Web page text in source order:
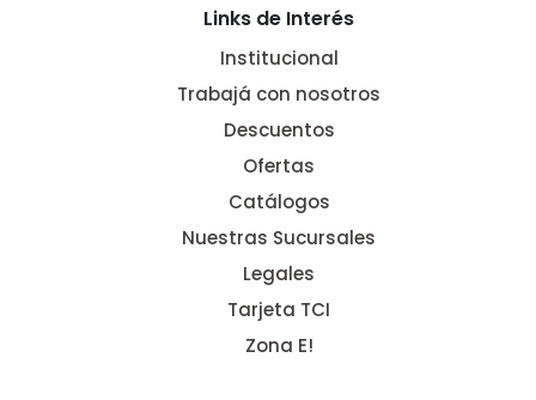
Links de Interés
Institucional
Trabajá con nosotros
Descuentos
Ofertas
Catálogos
Nuestras Sucursales
Legales
Tarjeta TCI
Zona E!